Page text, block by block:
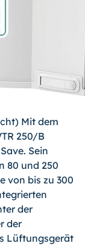
Mit dem
250/B
Sein
80 und 250
von bis zu 300
der
der
Lüftungsgerät